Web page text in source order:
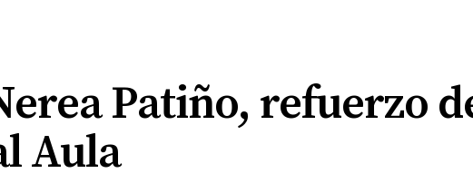
Patiño, refuerzo
Aula